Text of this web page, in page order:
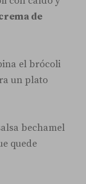
de
el brócoli
un plato
bechamel
quede